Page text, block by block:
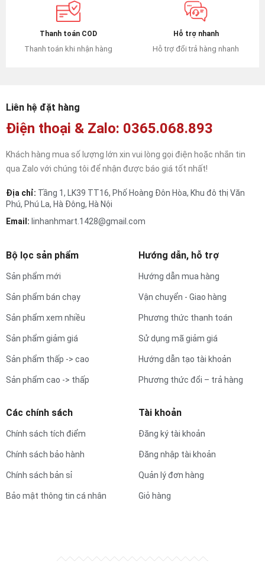
Thanh toán COD
Thanh toán khi nhận hàng
Hỗ trợ nhanh
Hỗ trợ đổi trả hàng nhanh
Liên hệ đặt hàng
Điện thoại & Zalo: 0365.068.893
Khách hàng mua số lượng lớn xin vui lòng gọi điện hoặc nhắn tin
qua Zalo với chúng tôi để nhận được báo giá tốt nhất!
Địa chỉ: Tầng 1, LK39 TT16, Phố Hoàng Đôn Hòa, Khu đô thị Văn
Phú, Phú La, Hà Đông, Hà Nội
Email: linhanhmart.1428@gmail.com
Bộ lọc sản phẩm
Sản phẩm mới
Sản phẩm bán chạy
Sản phẩm xem nhiều
Sản phẩm giảm giá
Sản phẩm thấp -> cao
Sản phẩm cao -> thấp
Hướng dẫn, hỗ trợ
Hướng dẫn mua hàng
Vận chuyển - Giao hàng
Phương thức thanh toán
Sử dụng mã giảm giá
Hướng dẫn tạo tài khoản
Phương thức đổi – trả hàng
Các chính sách
Chính sách tích điểm
Chính sách bảo hành
Chính sách bản sỉ
Bảo mật thông tin cá nhân
Tài khoản
Đăng ký tài khoản
Đăng nhập tài khoản
Quản lý đơn hàng
Giỏ hàng